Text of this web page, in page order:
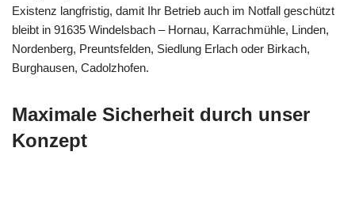
Existenz langfristig, damit Ihr Betrieb auch im Notfall geschützt
bleibt in 91635 Windelsbach – Hornau, Karrachmühle, Linden,
Nordenberg, Preuntsfelden, Siedlung Erlach oder Birkach,
Burghausen, Cadolzhofen.
Maximale Sicherheit durch unser
Konzept